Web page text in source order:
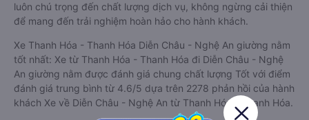
luôn chú trọng đến chất lượng dịch vụ, không ngừng cải thiện
để mang đến trải nghiệm hoàn hảo cho hành khách.
Xe Thanh Hóa - Thanh Hóa Diễn Châu - Nghệ An giường nằm
tốt nhất: Xe từ Thanh Hóa - Thanh Hóa đi Diễn Châu - Nghệ
An giường nằm được đánh giá chung chất lượng Tốt với điểm
đánh giá trung bình từ 4.6/5 dựa trên 2278 phản hồi của hành
khách Xe về Diễn Châu - Nghệ An từ Thanh Hóa - Thanh Hóa.